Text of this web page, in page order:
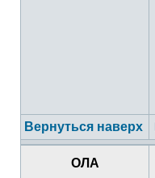
Вернуться наверх
ОЛА